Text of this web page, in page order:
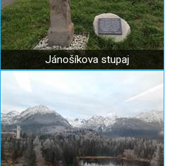
Jánošíkova stupaj